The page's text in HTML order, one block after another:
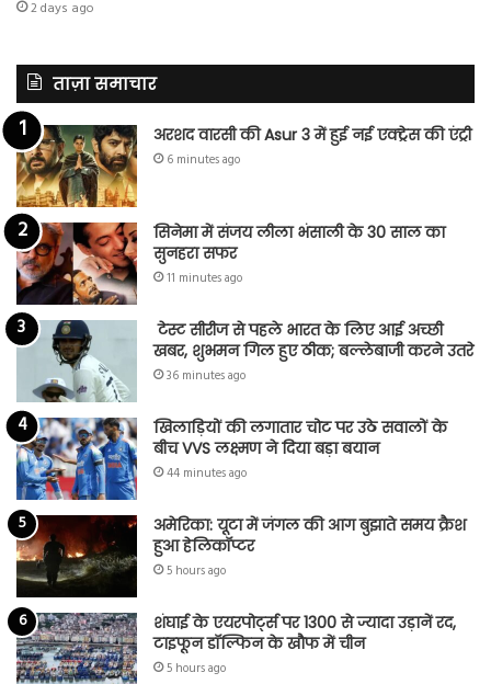
2 days ago
ताज़ा समाचार
अरशद वारसी की Asur 3 में हुई नई एक्ट्रेस की एंट्री
6 minutes ago
सिनेमा में संजय लीला भंसाली के 30 साल का
सुनहरा सफर
11 minutes ago
टेस्ट सीरीज से पहले भारत के लिए आई अच्छी
खबर, शुभमन गिल हुए ठीक; बल्लेबाजी करने उतरे
36 minutes ago
खिलाड़ियों की लगातार चोट पर उठे सवालों के
बीच VVS लक्ष्मण ने दिया बड़ा बयान
44 minutes ago
अमेरिका: यूटा में जंगल की आग बुझाते समय क्रैश
हुआ हेलिकॉप्टर
5 hours ago
शंघाई के एयरपोर्ट्स पर 1300 से ज्यादा उड़ानें रद,
टाइफून डॉल्फिन के खौफ में चीन
5 hours ago